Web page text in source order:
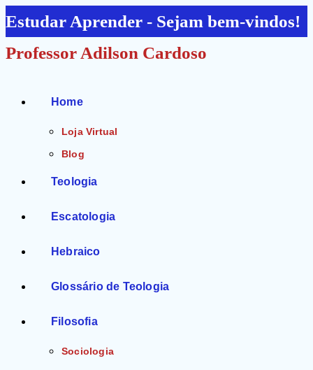
Ir
para
o
Estudar Aprender - Sejam bem-vindos!
Professor Adilson Cardoso
Home
Loja Virtual
Blog
Teologia
Escatologia
Hebraico
Glossário de Teologia
Filosofia
Sociologia